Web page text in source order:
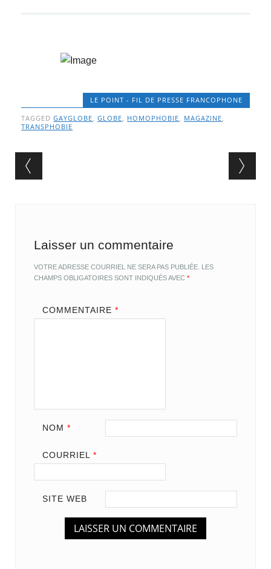
LE POINT - FIL DE PRESSE FRANCOPHONE
TAGGEDGAYGLOBE,GLOBE, HOMOPHOBIE, MAGAZINE,
TRANSPHOBIE
Post navigation
Laisser un commentaire
VOTRE ADRESSE COURRIEL NE SERA PAS PUBLIÉE. LES
CHAMPS OBLIGATOIRES SONT INDIQUÉS AVEC*
COMMENTAIRE *
NOM *
COURRIEL *
SITE WEB